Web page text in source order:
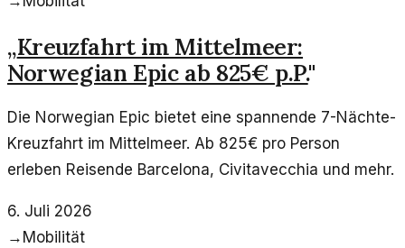
„Kreuzfahrt im Mittelmeer:
Norwegian Epic ab 825€ p.P."
Die Norwegian Epic bietet eine spannende 7-Nächte-
Kreuzfahrt im Mittelmeer. Ab 825€ pro Person
erleben Reisende Barcelona, Civitavecchia und mehr.
6. Juli 2026
→ Mobilität